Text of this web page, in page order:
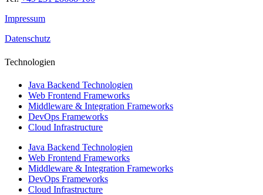
Impressum
Datenschutz
Technologien
Java Backend Technologien
Web Frontend Frameworks
Middleware & Integration Frameworks
DevOps Frameworks
Cloud Infrastructure
Java Backend Technologien
Web Frontend Frameworks
Middleware & Integration Frameworks
DevOps Frameworks
Cloud Infrastructure